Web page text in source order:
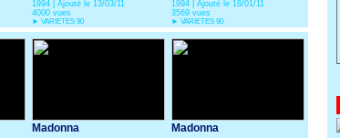
1994 | Ajouté le 13/03/11
4000 vues
► VARIETES 90
1994 | Ajouté le 18/01/11
3569 vues
► VARIETES 90
Madonna
Madonna